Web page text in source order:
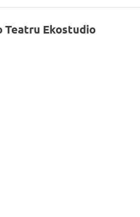
Teatru Ekostudio